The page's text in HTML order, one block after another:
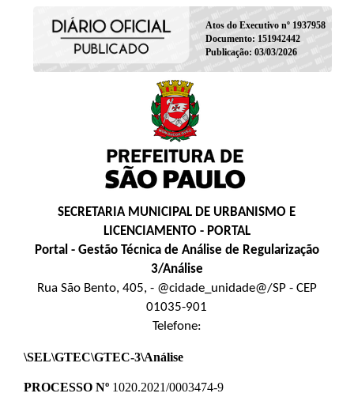
Atos do Executivo nº 1937958
Documento: 151942442
Publicação: 03/03/2026
SECRETARIA MUNICIPAL DE URBANISMO E
LICENCIAMENTO - PORTAL
Portal - Gestão Técnica de Análise de Regularização
3/Análise
Rua São Bento, 405, - @cidade_unidade@/SP - CEP
01035-901
Telefone:
\SEL\GTEC\GTEC-3\Análise
PROCESSO Nº 1020.2021/0003474-9